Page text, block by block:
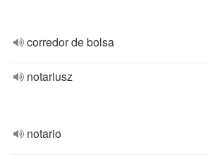
corredor de bolsa
notariusz
notario